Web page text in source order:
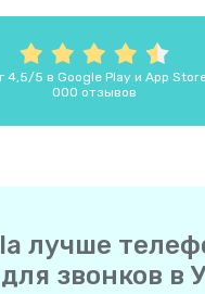
4,5/5 в Google Play и App
000 отзывов
лучше
звонков в